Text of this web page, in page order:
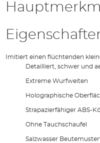
Imitiert einen flüchtenden
Detailliert, schwer und
Extreme Wurfweiten
Holographische
Strapazierfähiger ABS-
Ohne Tauchschaufel
Salzwasser